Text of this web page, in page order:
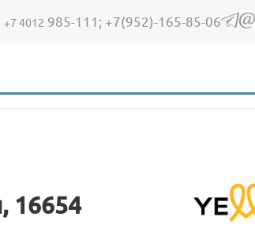
+7 4012 985-111; +7(952)-165-85-06
16654